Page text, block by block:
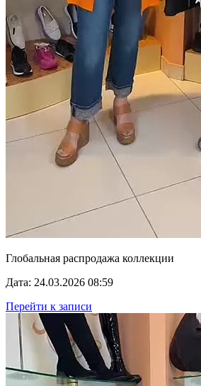
Глобальная распродажа коллекции
Дата: 24.03.2026 08:59
Перейти к записи